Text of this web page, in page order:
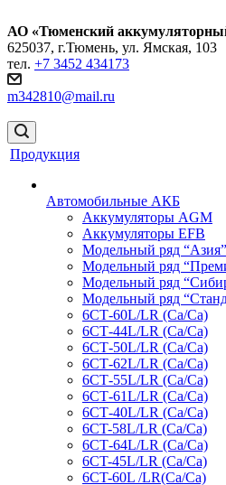
АО «Тюменский
625037, г.Тюмень, ул. Ямская, 103
тел. +7 3452 434173
m342810@mail.ru
Продукция
Автомобильные АКБ
Аккумуляторы AGM
Аккумуляторы EFB
Модельный ряд “Азия”
Модельный ряд
Модельный ряд
Модельный ряд
6СТ-60L/LR (Ca/Ca)
6СТ-44L/LR (Са/Са)
6СТ-50L/LR (Ca/Ca)
6СТ-62L/LR (Ca/Ca)
6СТ-55L/LR (Ca/Ca)
6СТ-61L/LR (Ca/Ca)
6СТ-40L/LR (Ca/Ca)
6CT-58L/LR (Ca/Ca)
6СТ-64L/LR (Ca/Ca)
6CT-45L/LR (Ca/Ca)
6CT-60L /LR(Ca/Ca)